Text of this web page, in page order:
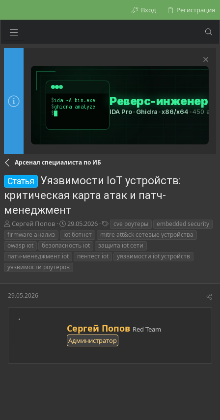
Вход Регистрация
Арсенал специалиста по ИБ
Статья
Уязвимости IoT устройств:
критическая карта атак и патч-
менеджмент
А
в
о
р
т
м
ы
Сергей Попов
Д
а
а
н
а
а
29.05.2026
е
и
cve роутеры
embedded security
firmware анализ
iot ботнет
mitre att&ck сетевые устройства
owasp iot
безопасность iot
защита iot сети
патч-менеджмент iot
пентест iot
уязвимости iot устройств
уязвимости роутеров
29.05.2026
А
в
т
р
Сергей Попов Red Team
Администратор